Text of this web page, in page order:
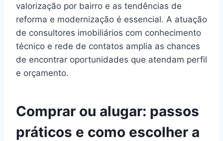
valorização por bairro e as tendências de
reforma e modernização é essencial. A atuação
de consultores imobiliários com conhecimento
técnico e rede de contatos amplia as chances
de encontrar oportunidades que atendam perfil
e orçamento.
Comprar ou alugar: passos
práticos e como escolher a